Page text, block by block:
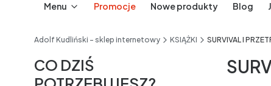
Menu Promocje Nowe produkty Blog
Adolf Kudliński - sklep internetowy KSIĄŻKI SURVIVAL I
CO DZIŚ